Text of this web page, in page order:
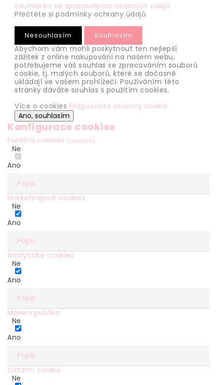
Souhlasím se zpracováním osobních údajů
Přečtěte si podmínky ochrany údajů
Nesouhlasím Souhlasím
Abychom vám mohli poskytnout ten nejlepší
zážitek z online nakupování na našem webu,
potřebujeme váš souhlas se zpracováním souborů
cookie, tj. malých souborů, které se dočasně
ukládají ve vašem prohlížeči. Používáním této
stránky dáváte souhlas s použitím cookies.
Více o cookies Přizpůsobte soubory cookie
Ano, souhlasím
Konfigurace cookies
Funkční cookies (povinně)
Ne
Ano
Popis
Marketingové cookies
Ne
Ano
Popis
Analytické cookies
Ne
Ano
Popis
Měření publika
Ne
Ano
Popis
Ostatní cookie
Ne